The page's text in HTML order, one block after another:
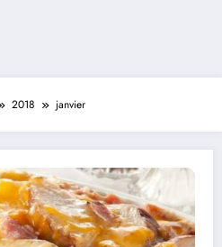
2018 janvier